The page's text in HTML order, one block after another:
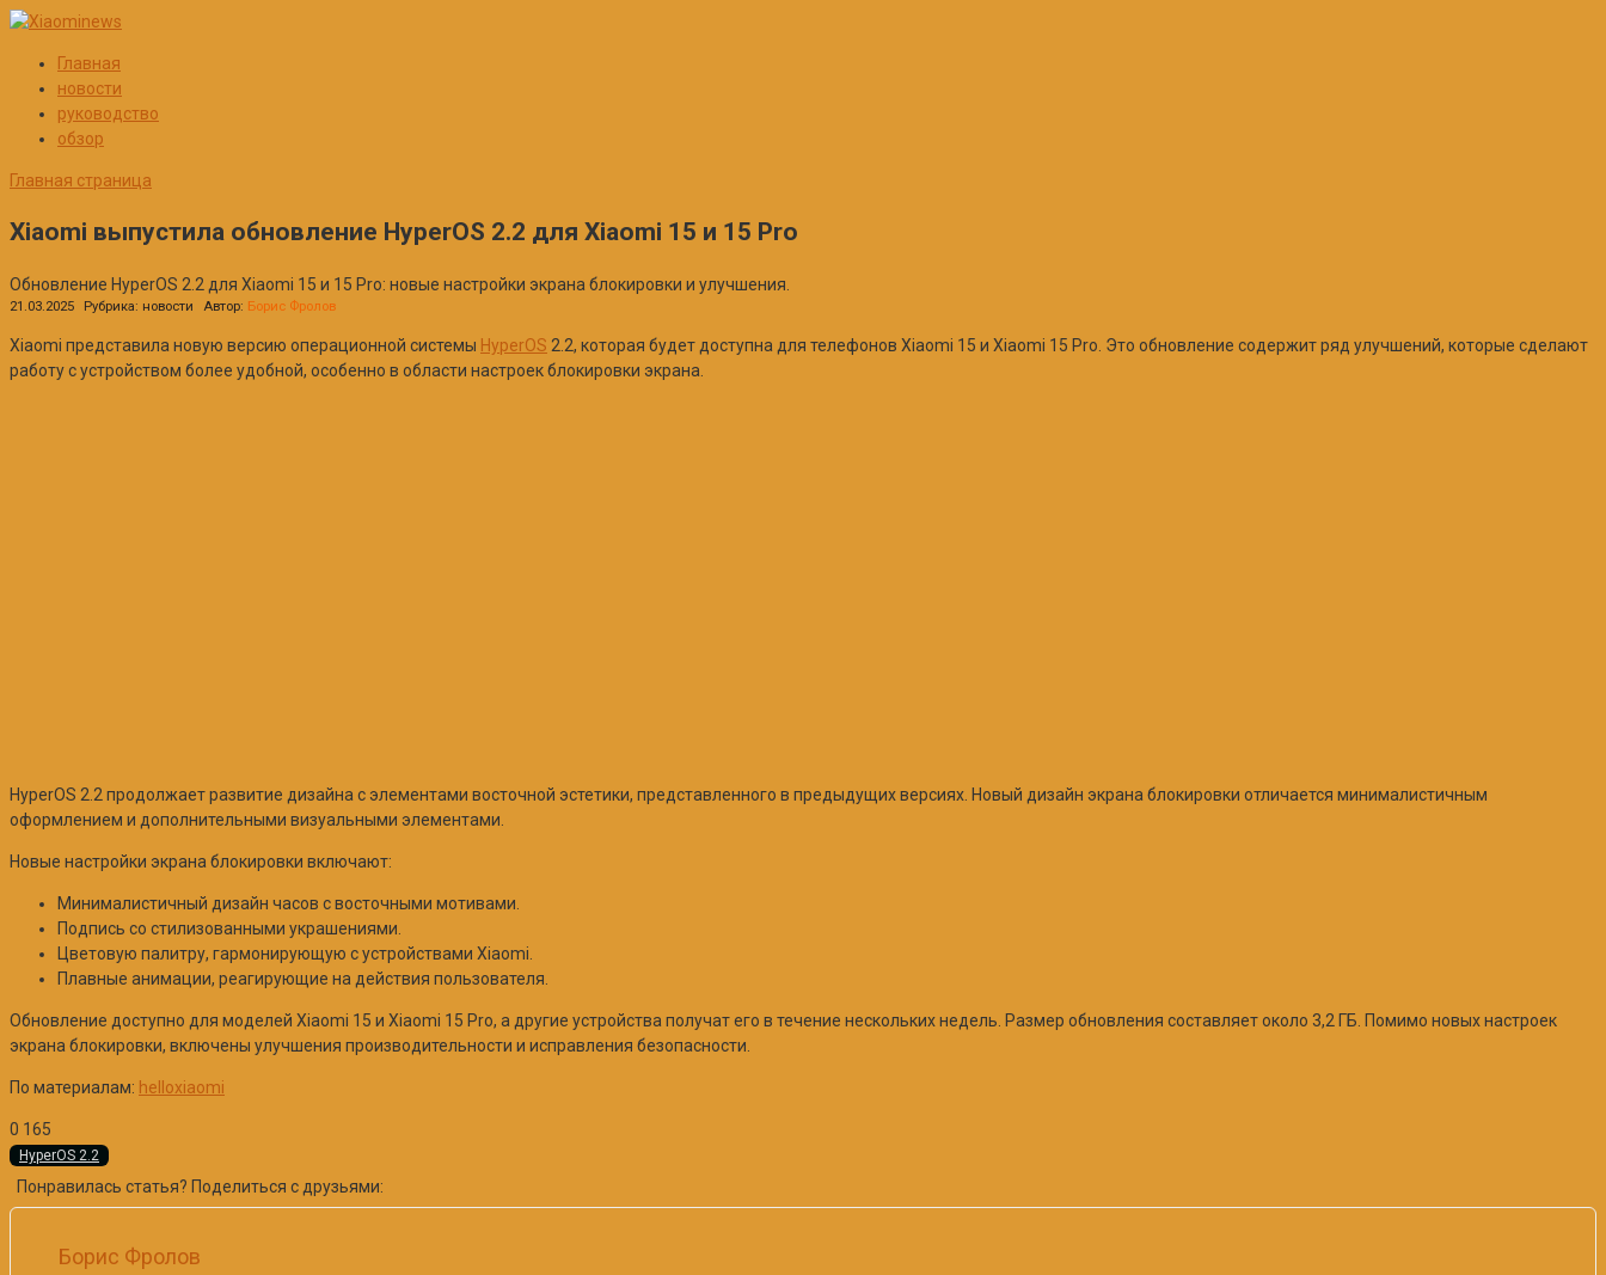
Перейти
контентуГлавная
новости
руководство
обзор
Главная страница
Xiaomi выпустила обновление HyperOS 2.2 для Xiaomi 15 и 15 Pro
Обновление HyperOS 2.2 для Xiaomi 15 и 15 Pro: новые настройки экрана блокировки и улучшения.
21.03.2025 Рубрика: новости Автор: Борис Фролов
Xiaomi представила новую версию операционной системы HyperOS 2.2, которая будет доступна для телефонов Xiaomi 15 и Xiaomi 15 Pro. Это обновление содержит ряд улучшений, которые сделают
работу с устройством более удобной, особенно в области настроек блокировки экрана.
HyperOS 2.2 продолжает развитие дизайна с элементами восточной эстетики, представленного в предыдущих версиях. Новый дизайн экрана блокировки отличается минималистичным
оформлением и дополнительными визуальными элементами.
Новые настройки экрана блокировки включают:
Минималистичный дизайн часов с восточными мотивами.
Подпись со стилизованными украшениями.
Цветовую палитру, гармонирующую с устройствами Xiaomi.
Плавные анимации, реагирующие на действия пользователя.
Обновление доступно для моделей Xiaomi 15 и Xiaomi 15 Pro, а другие устройства получат его в течение нескольких недель. Размер обновления составляет около 3,2 ГБ. Помимо новых настроек
экрана блокировки, включены улучшения производительности и исправления безопасности.
По материалам: helloxiaomi
0 165
HyperOS 2.2
Понравилась статья? Поделиться с друзьями:
Борис Фролов